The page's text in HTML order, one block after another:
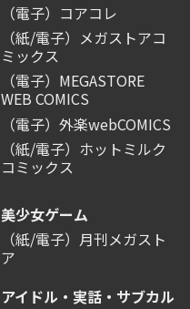
（電子）コアコレ
（紙/電子）メガストアコ
ミックス
（電子）MEGASTORE
WEB COMICS
（電子）外楽webCOMICS
（紙/電子）ホットミルク
コミックス
美少女ゲーム
（紙/電子）月刊メガスト
ア
アイドル・実話・サブカル